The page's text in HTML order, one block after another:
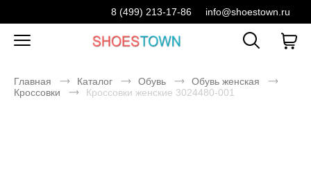
8 (499) 213-17-86 info@shoestown.ru
Главная Каталог Обувь
Обувь женская
Кроссовки
Кроссовки женские 3024480-001